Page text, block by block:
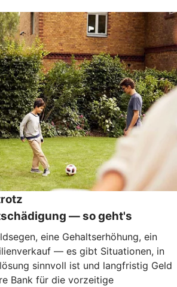
— so geht's
eine Gehaltserhöhung, ein
— es gibt Situationen, in
sinnvoll ist und langfristig Geld
Bank für die vorzeitige